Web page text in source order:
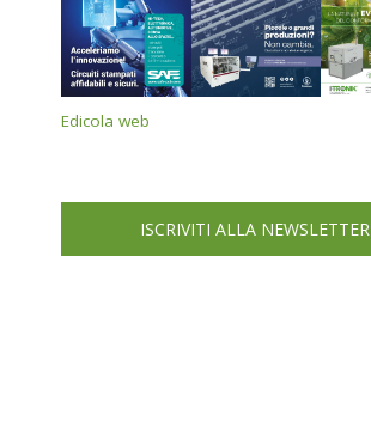
Edicola web
ISCRIVITI ALLA NEWSLETTER